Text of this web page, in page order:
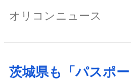
オリコンニュース
茨城県も「パスポ